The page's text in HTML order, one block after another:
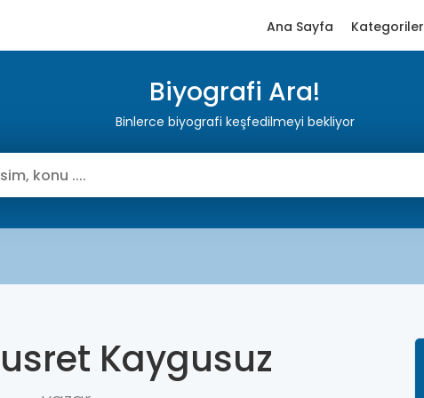
Ana Sayfa Kategoriler
Biyografi Ara!
Binlerce biyografi keşfedilmeyi bekliyor
Kaygusuz